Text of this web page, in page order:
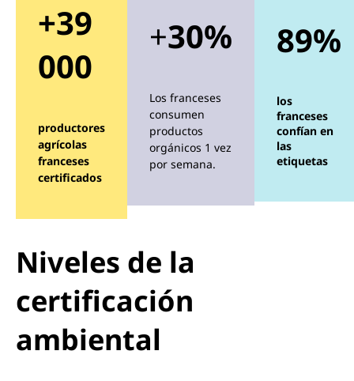
+39
000
productores
agrícolas
franceses
certificados
+30%
Los franceses
consumen
productos
orgánicos 1 vez
por semana.
89%
los
franceses
confían en
las
etiquetas
Niveles de la
certificación
ambiental